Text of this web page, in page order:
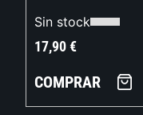
Sin stock
17,90€
COMPRAR